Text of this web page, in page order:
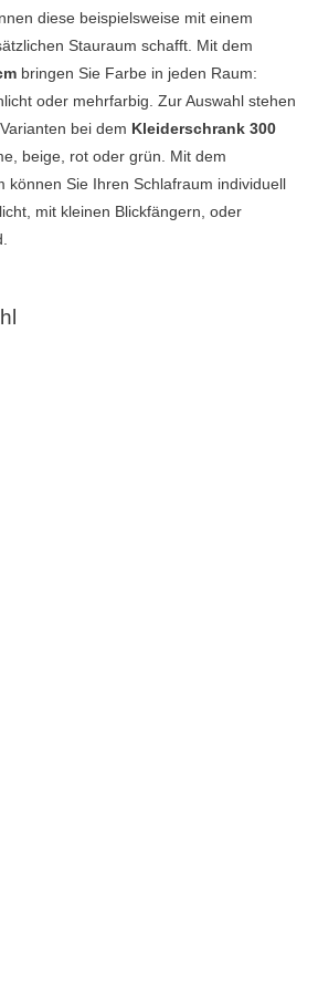
diese beispielsweise mit einem
Stauraum schafft. Mit dem
bringen Sie Farbe in jeden Raum:
oder mehrfarbig. Zur Auswahl stehen
bei dem Kleiderschrank 300
beige, rot oder grün. Mit dem
können Sie Ihren Schlafraum individuell
mit kleinen Blickfängern, oder